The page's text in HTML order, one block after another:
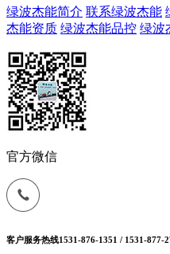
绿波杰能简介 联系绿波杰能
杰能资质 绿波杰能品控 绿波
官方微信
客户服务热线1531-876-1351 / 1531-877-